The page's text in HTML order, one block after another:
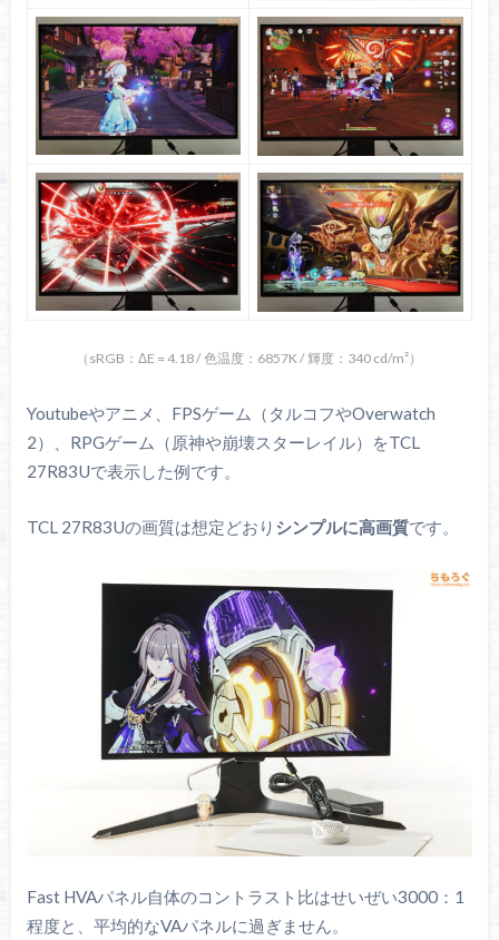
（sRGB：ΔE = 4.18 / 色温度：6857K / 輝度：340 cd/m²）
Youtubeやアニメ、FPSゲーム（タルコフやOverwatch
2）、RPGゲーム（原神や崩壊スターレイル）をTCL
27R83Uで表示した例です。
TCL 27R83Uの画質は想定どおり シンプルに高画質です。
Fast HVAパネル自体のコントラスト比はせいぜい3000：1
程度と、平均的なVAパネルに過ぎません。